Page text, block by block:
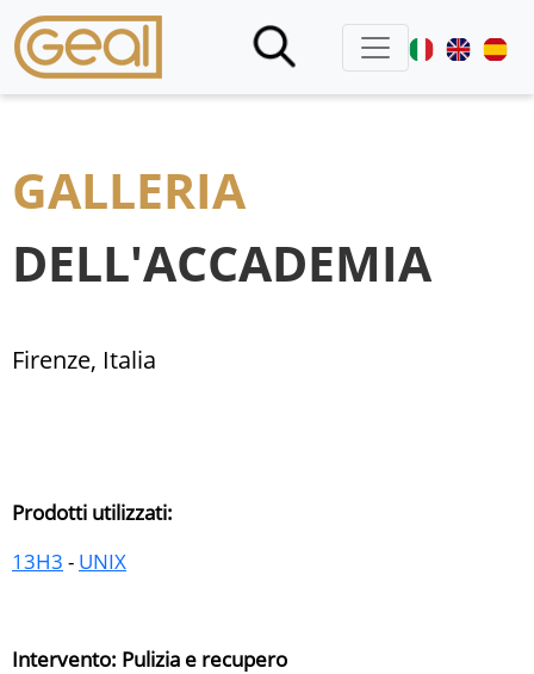
GALLERIA
DELL'ACCADEMIA
Firenze, Italia
Prodotti utilizzati:
13H3 - UNIX
Intervento: Pulizia e recupero